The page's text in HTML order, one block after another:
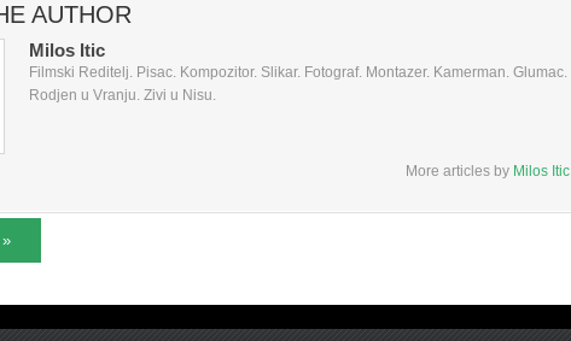
AUTHOR
Milos Itic
Filmski Reditelj. Pisac. Kompozitor. Slikar. Fotograf. Montazer. Kamerman. Glumac.
Rodjen u Vranju. Zivi u Nisu.
More articles by Milos Itic